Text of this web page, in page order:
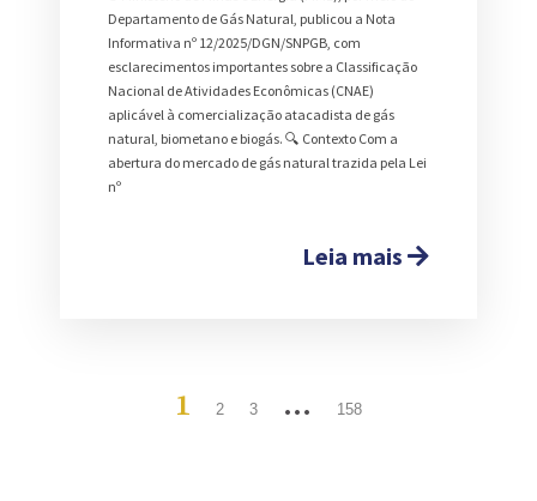
Departamento de Gás Natural, publicou a Nota
Informativa nº 12/2025/DGN/SNPGB, com
esclarecimentos importantes sobre a Classificação
Nacional de Atividades Econômicas (CNAE)
aplicável à comercialização atacadista de gás
natural, biometano e biogás. 🔍 Contexto Com a
abertura do mercado de gás natural trazida pela Lei
nº
Leia mais
1 2 3 … 158